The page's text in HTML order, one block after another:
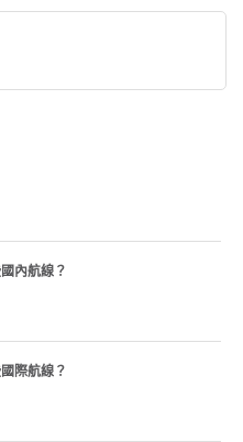
內航線？
際航線？